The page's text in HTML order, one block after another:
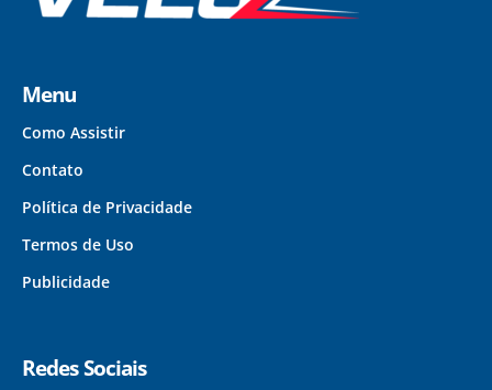
Menu
Como Assistir
Contato
Política de Privacidade
Termos de Uso
Publicidade
Redes Sociais